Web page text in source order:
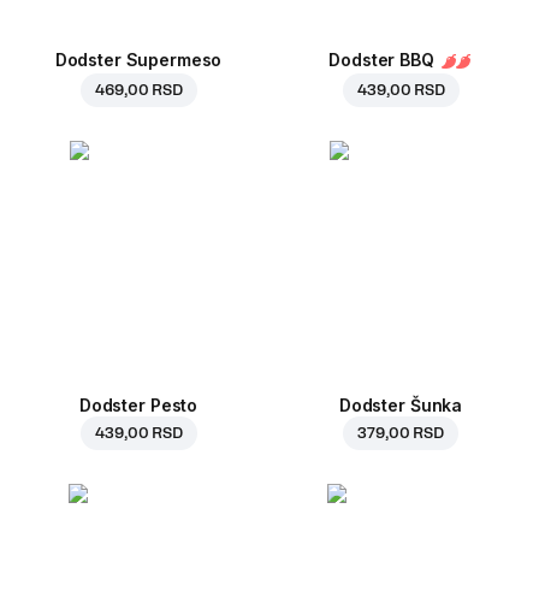
Dodster Supermeso
469,00 RSD
Dodster BBQ
439,00 RSD
Dodster Pesto
439,00 RSD
Dodster Šunka
379,00 RSD